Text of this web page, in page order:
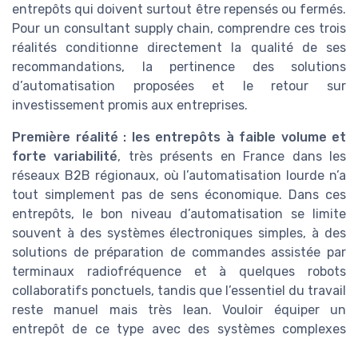
entrepôts qui doivent surtout être repensés ou fermés.
Pour un consultant supply chain, comprendre ces trois
réalités conditionne directement la qualité de ses
recommandations, la pertinence des solutions
d’automatisation proposées et le retour sur
investissement promis aux entreprises.
Première réalité : les entrepôts à faible volume et
forte variabilité, très présents en France dans les
réseaux B2B régionaux, où l’automatisation lourde n’a
tout simplement pas de sens économique. Dans ces
entrepôts, le bon niveau d’automatisation se limite
souvent à des systèmes électroniques simples, à des
solutions de préparation de commandes assistée par
terminaux radiofréquence et à quelques robots
collaboratifs ponctuels, tandis que l’essentiel du travail
reste manuel mais très lean. Vouloir équiper un
entrepôt de ce type avec des systèmes complexes